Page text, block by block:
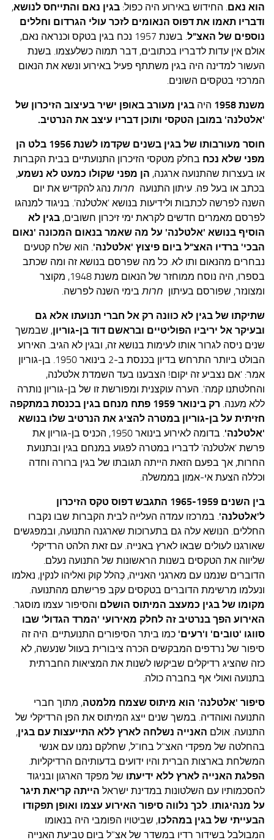
הוא נאם. החידוש באירוע היה כפול: בגין נאם והתייחס לנושא,
ודבריו תאמו את דפוס הנאומים לזכר עולי הגרדום וחללים
נוספים של האצ"ל
. בשנת 1957 נכח בגין בטקס וכנראה נאם,
אולם אין עדות לדבריו בכתובים, דבר תמוה כשלעצמו. בשנת
העשור למדינה היה בגין משתתף פעיל באירוע ונשא את הנאום
המרכזי בטקסים השונים.
משנת 1958 היה בגין מעורב באופן ישיר בעיצוב הזיכרון של
'אלטלנה' במובן הטקסי ותוכן דבריו עיצב את הנרטיב.
חוסר מעורבותו של בגין בשנים שקדמו לשנת 1956 בלט
הן
מפני שלא נכח בחלק מטקסי הזיכרון התנועתיים בבית הקברות
או בעצרות שהתנועה ארגנה, הן מפני שקולו כמעט לא נשמע,
בכתב או בעל פה. עיתון התנועה חרות נהג להקדיש את יום
השנה לפרשה לכתבות ולידיעות בנושא 'אלטלנה'. בניגוד למנהגו
לפרסם מאמרים חדשים לקראת ימי זיכרון חשובים, בגין לא
הוסיף בנושא 'אלטלנה' על מה שאמר בנאום המכונה 'נאום
הבכי' ברדיו האצ"ל ביום פיצוץ 'אלטלנה'. הוא שלח קטעים
נבחרים מהנאום ותו לא. כל מה שפרסם בנושא זה ומה שכתב
בספרו, היה נוסח ממוחזר של הנאום משנת 1948, מקוצר
ומצונזר, שפורסם בעיתון חרותבימי השנה לפרשה.
שתיקתו של בגין לא כוונה רק אל חברי תנועתו אלא גם
ובעיקר אל יריביו הפוליטיים ובראשם דוד בן-גוריון, שבמשך
שנים ניסה לגרור אותו לעימות בנושא זה, ובגין לא הגיב. האירוע
הבולט ביותר התרחש בדיון בכנסת ב-2 בינואר 1950. בן-גוריון
אמר: 'אם נצביע זה יקום! הצבענו בעד השמדת אלטלנה,
והחלטתנו קמה'. הערה עוקצנית ומפורשת זו של בן-גוריון נותרה
ללא מענה.
רק בינואר 1959 פתח מנחם בגין בכנסת במתקפה
חזיתית על בן-גוריון במטרה להציג את הנרטיב שלו בנושא
'אלטלנה'
. בדומה לאירוע בינואר 1950, הכניס בן-גוריון את
פרשת 'אלטלנה' לדבריו במטרה לפגוע במנחם בגין ובתנועת
החרות, אך בפעם הזאת הייתה תגובתו של בגין ברורה וחדה
וכללה הצעת אי-אמון בממשלה.
בין השנים 1965-1959 התגבש דפוס טקס הזיכרון
ל'אלטלנה'. במרכזו עמדה העלייה לבית הקברות שבו נקברו
החללים. הנושא עלה גם בתערוכות שארגנה התנועה, ובמפגשים
שאורגנו לעולים שבאו לארץ באנייה. עם זאת הלהט הרדיקלי
שליווה את הטקסים בשנות הראשונות של התנועה נעלם.
הדוברים שנמנו עם מארגני האנייה, כְּהלל קוק ואליהו לנקין, נאלמו
ונעלמו מרשימת הדוברים בטקסים עקב פרישתם מהתנועה.
מקומו של בגין כמעצב המיתוס הושלם והסיפור עצמו מוסגר.
האירוע הפך בנרטיב זה לחלק מאירועי 'המרד הגדול' שבו
סווגו 'טובים' ו'רעים' כמו ביתר הסיפורים התנועתיים. היה זה
סיפור של נרדפים המבקשים הכרה ציבורית בעוול שנעשה, לא
כזה שהציג רדיקלים שביקשו לשנות את המציאות החברתית
בתנועה ואולי אף בחברה כולה.
סיפור 'אלטלנה' הוא מיתוס שצמח מלמטה, מתוך חברי
התנועה ואוהדיה. במשך שנים ייצג המיתוס את הפן הרדיקלי של
התנועה. אולם האנייה נשלחה לארץ ללא התייעצות עם בגין,
בהחלטה של מפקדי האצ"ל בחו"ל, שחלקם נמנו עם אנשי
המשלחת בארצות הברית והיו ידועים בדעותיהם הרדיקליות.
הפלגת האנייה לארץ ללא ידיעתו של מפקד הארגון ובניגוד
להסכמותיו עם השלטונות במדינת ישראל הייתה קריאת תיגר
על מנהיגותו. לכך נלווה סיפור האירוע עצמו ואופן תפקודו
הבעייתי של בגין במהלכו, שביטויו הפומבי היה בנאומו
המבולבל בשידור רדיו במשדר של אצ"ל ביום טביעת האנייה